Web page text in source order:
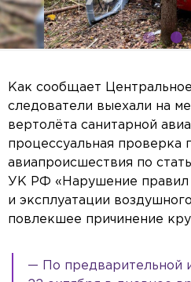
Как сообщает
следователи выехали на
вертолёта санитарной
процессуальная проверка
авиапроисшествия по
УК РФ «Нарушение правил
и эксплуатации
повлекшее причинение
— По предварительной